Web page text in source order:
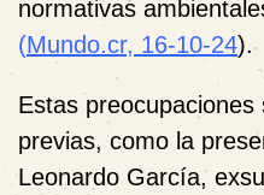
normativas
(Mundo.cr, 16-10-24).
Estas
previas, como la
Leonardo García,